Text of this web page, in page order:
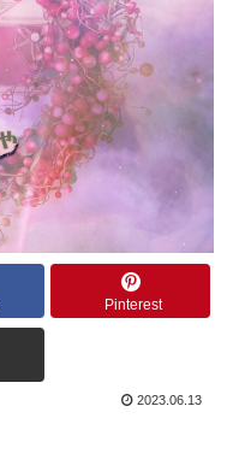
Pinterest
2023.06.13